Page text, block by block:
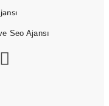
Seo Ajansı